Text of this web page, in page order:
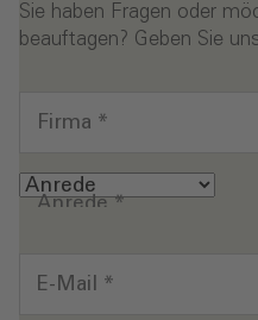
Sie haben Fragen oder
beauftagen? Geben Sie
Firma *
Anrede*
E-Mail *